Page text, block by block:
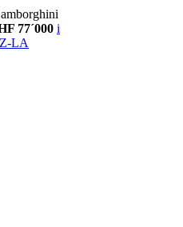
77´000 i
LA